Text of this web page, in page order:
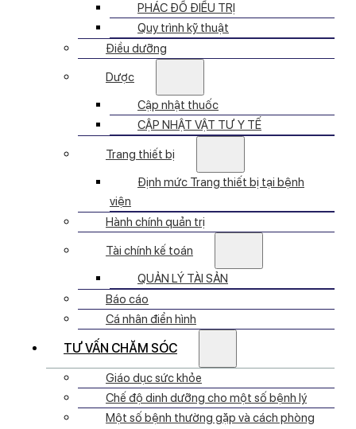
PHÁC ĐỒ ĐIỀU TRỊ
Quy trình kỹ thuật
Điều dưỡng
Dược
Cập nhật thuốc
CẬP NHẬT VẬT TƯ Y TẾ
Trang thiết bị
Định mức Trang thiết bị tại bệnh
viện
Hành chính quản trị
Tài chính kế toán
QUẢN LÝ TÀI SẢN
Báo cáo
Cá nhân điển hình
TƯ VẤN CHĂM SÓC
Giáo dục sức khỏe
Chế độ dinh dưỡng cho một số bệnh lý
Một số bệnh thường gặp và cách phòng